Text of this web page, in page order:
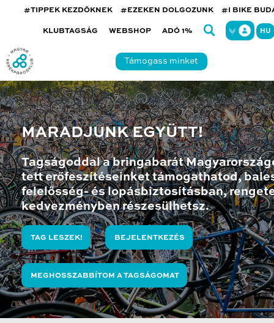
#TIPPEK KEZDŐKNEK #EZEKEN DOLGOZUNK #I BIKE
KLUBTAGSÁG WEBSHOP ADÓ 1% HU
Támogass minket
MARADJUNK EGYÜTT!
Tagságoddal a bringabarát
tett erőfeszítéseinket támogathatod,
felelősség- és lopásbiztosításban,
kedvezményben részesülhetsz.
TAG LESZEK! BEJELENTKEZÉS
MEGHOSSZABBÍTOM A TAGSÁGOMAT